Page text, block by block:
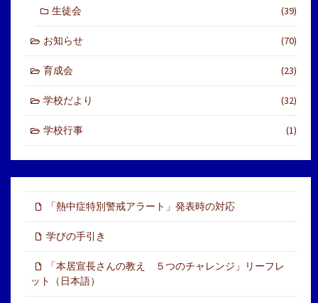
生徒会 (39)
お知らせ (70)
育成会 (23)
学校だより (32)
学校行事 (1)
「熱中症特別警戒アラート」発表時の対応
学びの手引き
「本居宣長さんの教え ５つのチャレンジ」リーフレ
ット（日本語）